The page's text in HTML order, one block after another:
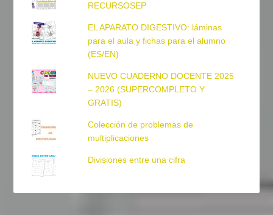
RECURSOSEP
EL APARATO DIGESTIVO: láminas
para el aula y fichas para el alumno
(ES/EN)
NUEVO CUADERNO DOCENTE 2025
– 2026 (SUPERCOMPLETO Y
GRATIS)
Colección de problemas de
multiplicaciones
Divisiones entre una cifra